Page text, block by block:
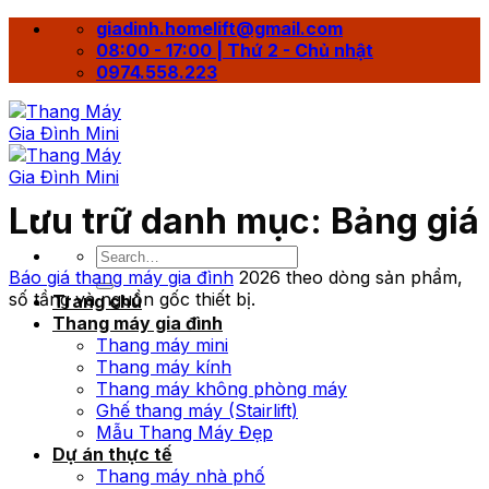
giadinh.homelift@gmail.com
08:00 - 17:00 | Thứ 2 - Chủ nhật
0974.558.223
Trang chủ
Thang máy gia đình
Thang máy mini
Thang máy kính
Thang máy không phòng máy
Ghế thang máy (Stairlift)
Mẫu Thang Máy Đẹp
Dự án thực tế
Thang máy nhà phố
Lưu trữ danh mục: Bảng giá
Báo giá thang máy gia đình 2026 theo dòng sản phẩm,
số tầng và nguồn gốc thiết bị.